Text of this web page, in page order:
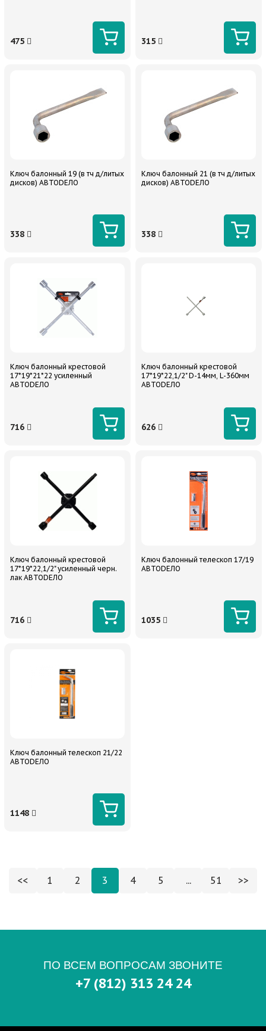
475 315
Ключ балонный 19 (в тч д/литых
дисков) АВТОDЕЛО
338
Ключ балонный 21 (в тч д/литых
дисков) АВТОDЕЛО
338
Ключ балонный крестовой
17*19*21*22 усиленный
АВТОDЕЛО
716
Ключ балонный крестовой
17*19*22,1/2" D-14мм, L-360мм
АВТОDЕЛО
626
Ключ балонный крестовой
17*19*22,1/2" усиленный черн.
лак АВТОDЕЛО
716
Ключ балонный телескоп 17/19
АВТОDЕЛО
1035
Ключ балонный телескоп 21/22
АВТОDЕЛО
1148
<< 1 2 3 4 5 ... 51 >>
ПО ВСЕМ ВОПРОСАМ ЗВОНИТЕ
+7 (812) 313 24 24